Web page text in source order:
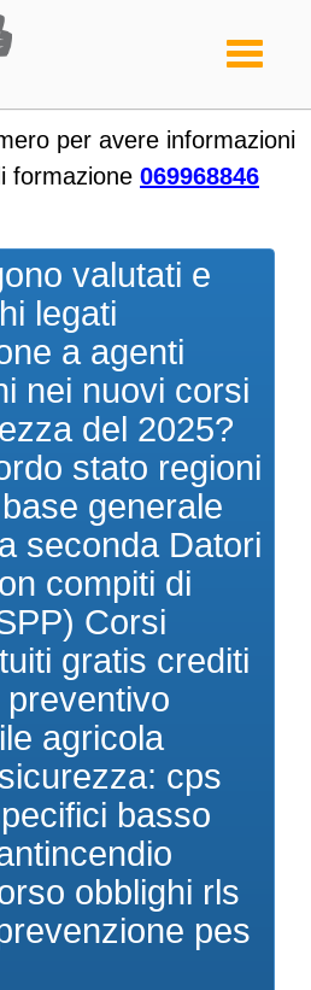
Toggle
per avere informazioni
formazione 069968846
valutati e
legati
a agenti
nei nuovi corsi
del 2025?
stato regioni
generale
seconda Datori
compiti di
Corsi
gratis crediti
agricola
cps
basso
obblighi rls
pes